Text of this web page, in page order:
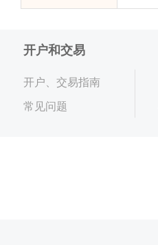
开户和交易
开户、交易指南
常见问题